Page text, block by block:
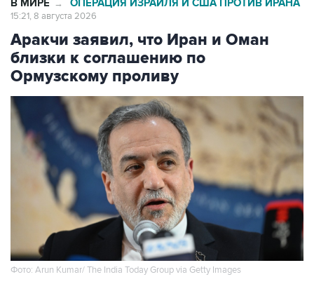
Аракчи заявил, что Иран и Оман
близки к соглашению по
Ормузскому проливу
Фото: Arun Kumar/ The India Today Group via Getty Images
Москва. 8 августа. INTERFAX.RU - Тегеран и